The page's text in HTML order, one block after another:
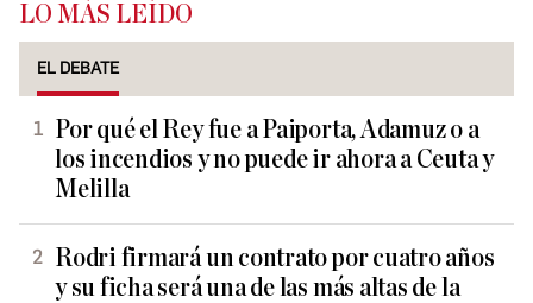
LO MÁS LEÍDO
EL DEBATE
Por qué el Rey fue a Paiporta, Adamuz o a
los incendios y no puede ir ahora a Ceuta y
Melilla
Rodri firmará un contrato por cuatro años
y su ficha será una de las más altas de la